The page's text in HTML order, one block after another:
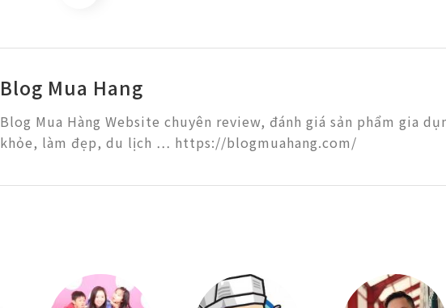
Blog Mua Hang
Blog Mua Hàng Website chuyên review, đánh giá sản phẩm gia
khỏe, làm đẹp, du lịch … https://blogmuahang.com/